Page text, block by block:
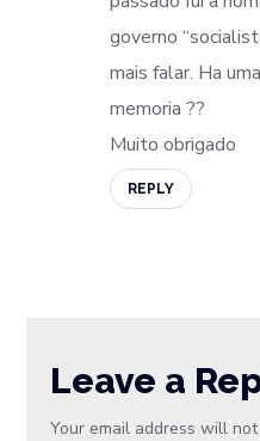
governo
mais falar. Ha
memoria ??
Muito obrigado
REPLY
Leave a
Your email address will